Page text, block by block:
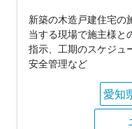
新築の木造戸建住宅の
当する現場で施主様と
指示、工期のスケジュ
安全管理など
愛知